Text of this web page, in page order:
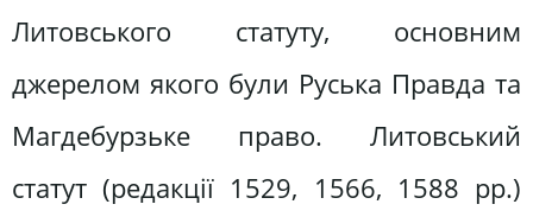
Литовського статуту, основним
джерелом якого були Руська Правда та
Магдебурзьке право. Литовський
статут (редакції 1529, 1566, 1588 рр.)